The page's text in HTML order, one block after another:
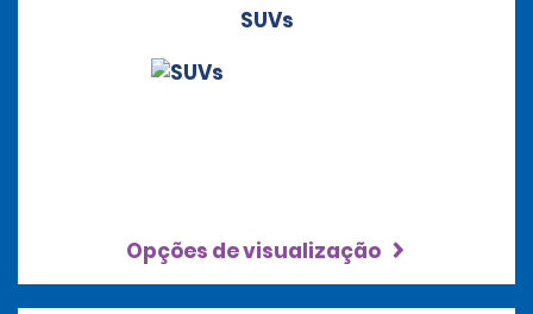
SUVs
Opções de visualização